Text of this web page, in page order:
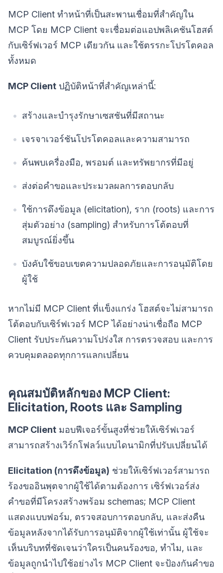
MCP Client ทำหน้าที่เป็นสะพานเชื่อมที่สำคัญใน
MCP โดย MCP Client จะเชื่อมต่อแอปพลิเคชันโฮสต์
กับเซิร์ฟเวอร์ MCP เดียวกัน และใช้ตรรกะโปรโตคอล
ทั้งหมด
MCP Client ปฏิบัติหน้าที่สำคัญเหล่านี้:
สร้างและบำรุงรักษาเซสชันที่มีสถานะ
เจรจาเวอร์ชันโปรโตคอลและความสามารถ
ค้นพบเครื่องมือ, พรอมต์ และทรัพยากรที่มีอยู่
ส่งต่อคำขอและประมวลผลการตอบกลับ
ใช้การดึงข้อมูล (elicitation), ราก (roots) และการ
สุ่มตัวอย่าง (sampling) สำหรับการโต้ตอบที่
สมบูรณ์ยิ่งขึ้น
บังคับใช้ขอบเขตความปลอดภัยและการอนุมัติโดย
ผู้ใช้
หากไม่มี MCP Client ที่แข็งแกร่ง โฮสต์จะไม่สามารถ
โต้ตอบกับเซิร์ฟเวอร์ MCP ได้อย่างน่าเชื่อถือ MCP
Client รับประกันความโปร่งใส การตรวจสอบ และการ
ควบคุมตลอดทุกการแลกเปลี่ยน
คุณสมบัติหลักของ MCP Client:
Elicitation, Roots และ Sampling
MCP Client มอบฟีเจอร์ขั้นสูงที่ช่วยให้เซิร์ฟเวอร์
สามารถสร้างเวิร์กโฟลว์แบบไดนามิกที่ปรับเปลี่ยนได้
Elicitation (การดึงข้อมูล) ช่วยให้เซิร์ฟเวอร์สามารถ
ร้องขออินพุตจากผู้ใช้ได้ตามต้องการ เซิร์ฟเวอร์ส่ง
คำขอที่มีโครงสร้างพร้อม schemas; MCP Client
แสดงแบบฟอร์ม, ตรวจสอบการตอบกลับ, และส่งคืน
ข้อมูลหลังจากได้รับการอนุมัติจากผู้ใช้เท่านั้น ผู้ใช้จะ
เห็นบริบทที่ชัดเจนว่าใครเป็นคนร้องขอ, ทำไม, และ
ข้อมูลถูกนำไปใช้อย่างไร MCP Client จะป้องกันคำขอ